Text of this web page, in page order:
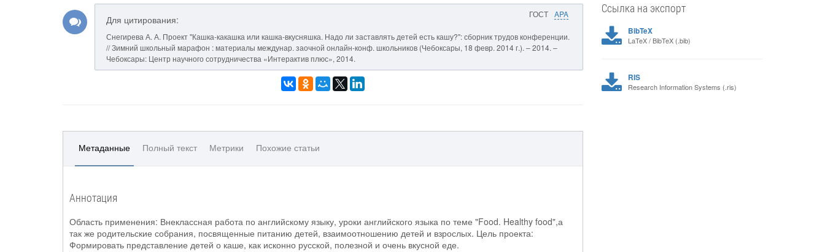
ГОСТ APA
Для цитирования:
Снегирева А. А. Проект "Кашка-какашка или кашка-вкусняшка. Надо ли заставлять детей есть кашу?": сборник трудов конференции.
// Зимний школьный марафон : материалы междунар. заочной онлайн-конф. школьников (Чебоксары, 18 февр. 2014 г.). – 2014. –
Чебоксары: Центр научного сотрудничества «Интерактив плюс», 2014.
Метаданные Полный текст Метрики Похожие статьи
Аннотация
Область применения: Внеклассная работа по английскому языку, уроки английского языка по теме "Food. Healthy food",а
так же родительские собрания, посвященные питанию детей, взаимоотношению детей и взрослых. Цель проекта:
Формировать представление детей о каше, как исконно русской, полезной и очень вкусной еде.
Ссылка на экспорт
BibTeX
LaTeX / BibTeX (.bib)
RIS
Research Information Systems (.ris)